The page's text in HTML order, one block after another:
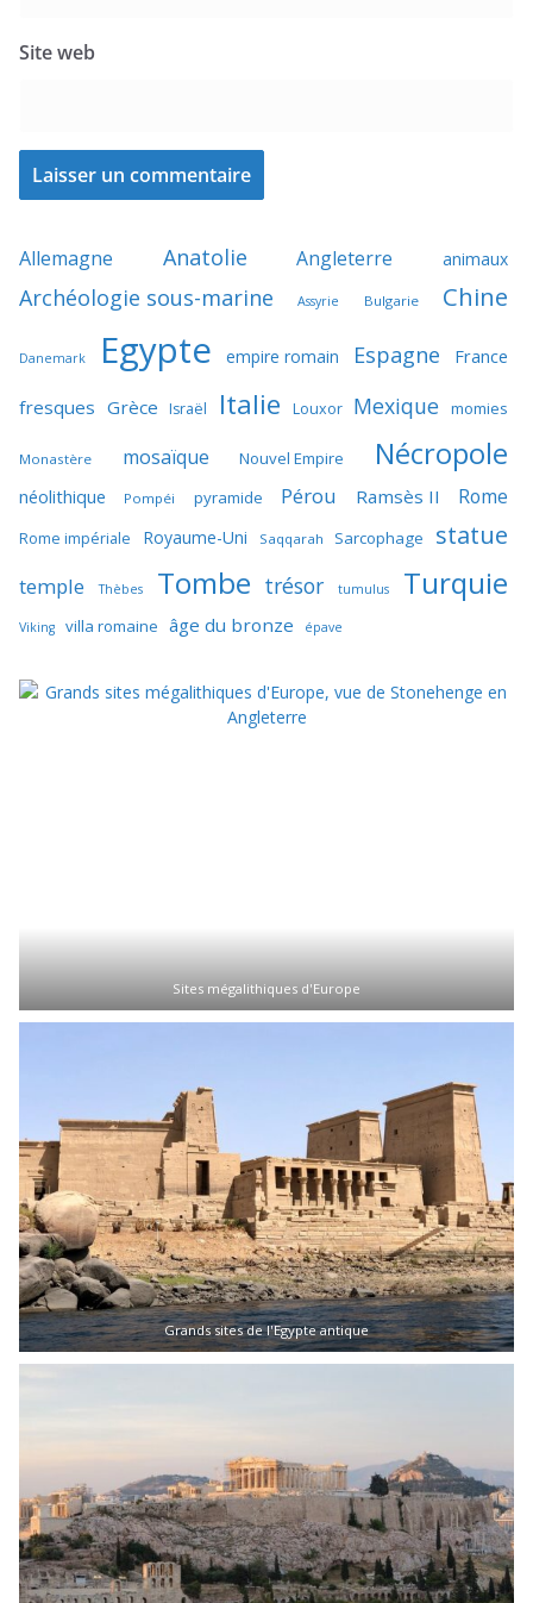
Site web
Allemagne Anatolie Angleterre animaux
Archéologie sous-marine Assyrie Bulgarie Chine
Danemark Egypte empire romain Espagne France
fresques Grèce Israël Italie Louxor Mexique momies
Monastère mosaïque Nouvel Empire Nécropole
néolithique Pompéi pyramide Pérou Ramsès II Rome
Rome impériale Royaume-Uni Saqqarah Sarcophage statue
temple Thèbes Tombe trésor tumulus Turquie
Viking villa romaine âge du bronze épave
Sites mégalithiques d'Europe
Grands sites de l'Egypte antique